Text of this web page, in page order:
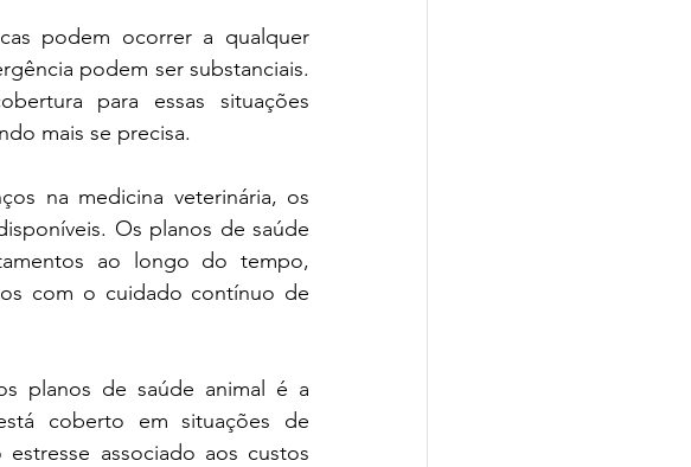
podem ocorrer a qualquer
podem ser substanciais.
para essas situações
mais se precisa.
na medicina veterinária, os
Os planos de saúde
ao longo do tempo,
com o cuidado contínuo de
planos de saúde animal é a
coberto em situações de
associado aos custos